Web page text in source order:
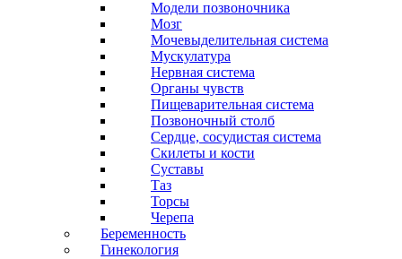
Модели позвоночника
Мозг
Мочевыделительная система
Мускулатура
Нервная система
Органы чувств
Пищеварительная система
Позвоночный столб
Сердце, сосудистая система
Скилеты и кости
Суставы
Таз
Торсы
Черепа
Беременность
Гинекология